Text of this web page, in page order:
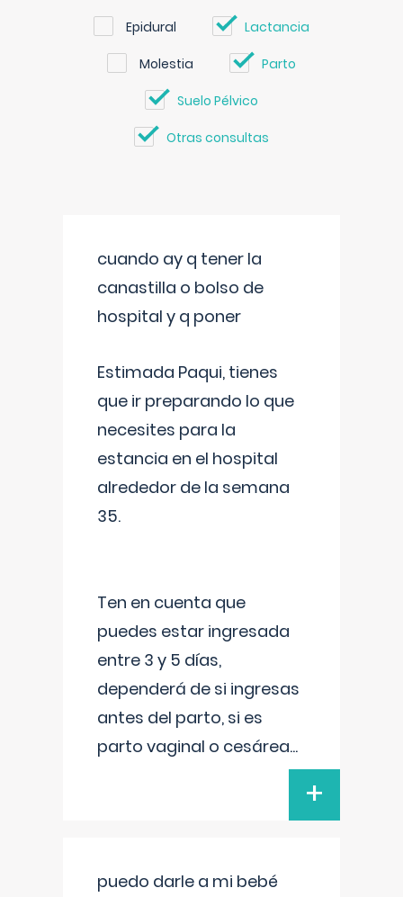
Epidural Lactancia
Molestia Parto
Suelo Pélvico
Otras consultas
cuando ay q tener la
canastilla o bolso de
hospital y q poner
Estimada Paqui, tienes
que ir preparando lo que
necesites para la
estancia en el hospital
alrededor de la semana
35.
Ten en cuenta que
puedes estar ingresada
entre 3 y 5 días,
dependerá de si ingresas
antes del parto, si es
parto vaginal o cesárea...
+
puedo darle a mi bebé